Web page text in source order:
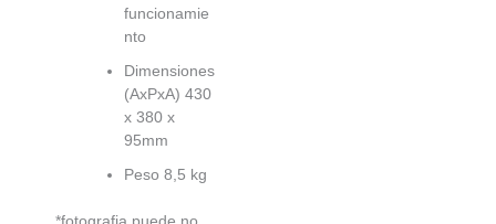
funcionamie
nto
Dimensiones
(AxPxA) 430
x 380 x
95mm
Peso 8,5 kg